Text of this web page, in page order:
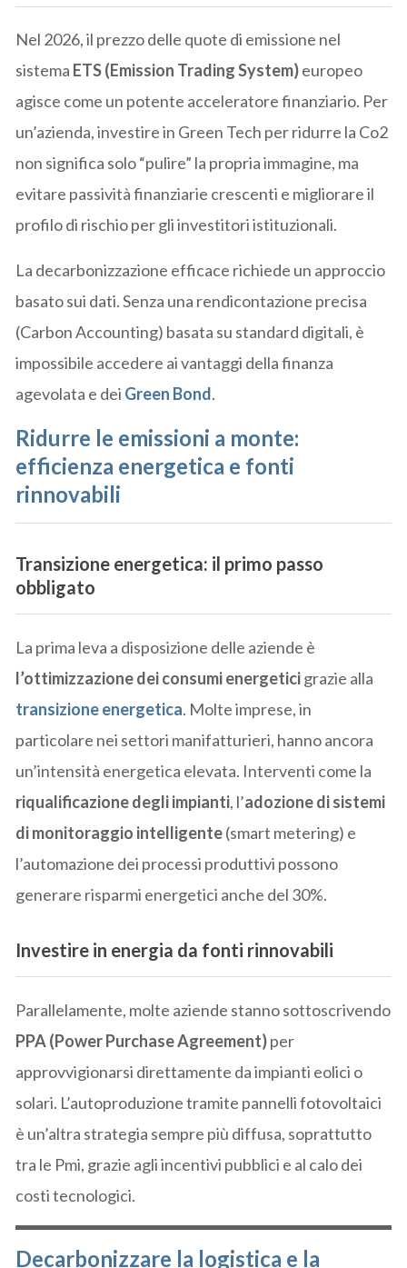
Nel 2026, il prezzo delle quote di emissione nel
sistema ETS (Emission Trading System)europeo
agisce come un potente acceleratore finanziario. Per
un’azienda, investire in Green Tech per ridurre la Co2
non significa solo “pulire” la propria immagine, ma
evitare passività finanziarie crescenti e migliorare il
profilo di rischio per gli investitori istituzionali.
La decarbonizzazione efficace richiede un approccio
basato sui dati. Senza una rendicontazione precisa
(Carbon Accounting) basata su standard digitali, è
impossibile accedere ai vantaggi della finanza
agevolata e dei Green Bond.
Ridurre le emissioni a monte:
efficienza energetica e fonti
rinnovabili
Transizione energetica: il primo passo
obbligato
La prima leva a disposizione delle aziende è
l’ottimizzazione dei consumi energeticigrazie alla
transizione energetica. Molte imprese, in
particolare nei settori manifatturieri, hanno ancora
un’intensità energetica elevata. Interventi come la
riqualificazione degli impianti, l’adozione di sistemi
di monitoraggio intelligente(smart metering) e
l’automazione dei processi produttivi possono
generare risparmi energetici anche del 30%.
Investire in energia da fonti rinnovabili
Parallelamente, molte aziende stanno sottoscrivendo
PPA (Power Purchase Agreement)per
approvvigionarsi direttamente da impianti eolici o
solari. L’autoproduzione tramite pannelli fotovoltaici
è un’altra strategia sempre più diffusa, soprattutto
tra le Pmi, grazie agli incentivi pubblici e al calo dei
costi tecnologici.
Decarbonizzare la logistica e la